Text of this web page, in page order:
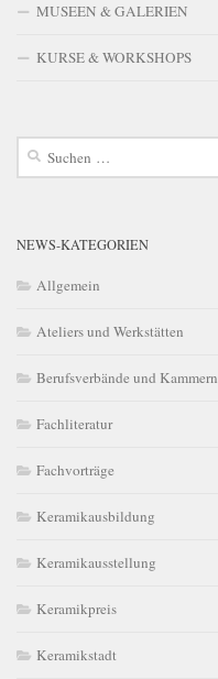
MUSEEN & GALERIEN
KURSE & WORKSHOPS
Suchen
NEWS-KATEGORIEN
Allgemein
Ateliers und Werkstätten
Berufsverbände und Kammern
Fachliteratur
Fachvorträge
Keramikausbildung
Keramikausstellung
Keramikpreis
Keramikstadt